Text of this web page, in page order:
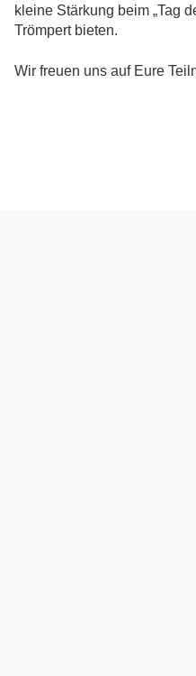
kleine Stärkung beim „Tag
Trömpert bieten.
Wir freuen uns auf Eure